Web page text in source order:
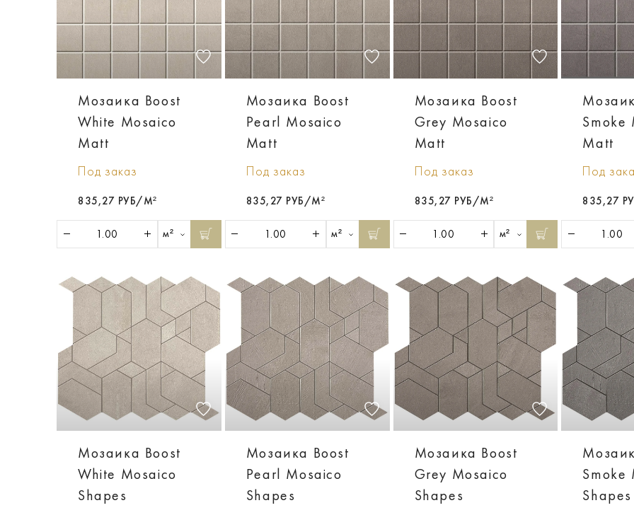
Мозаика Boost
White Mosaico
Matt
Под заказ
835,27 РУБ/М²
м²
Мозаика Boost
Pearl Mosaico
Matt
Под заказ
835,27 РУБ/М²
м²
Мозаика Boost
Grey Mosaico
Matt
Под заказ
835,27 РУБ/М²
м²
Smoke
Matt
Под
835,27
Мозаика Boost
White Mosaico
Shapes
Мозаика Boost
Pearl Mosaico
Shapes
Мозаика Boost
Grey Mosaico
Shapes
Smoke
Shapes